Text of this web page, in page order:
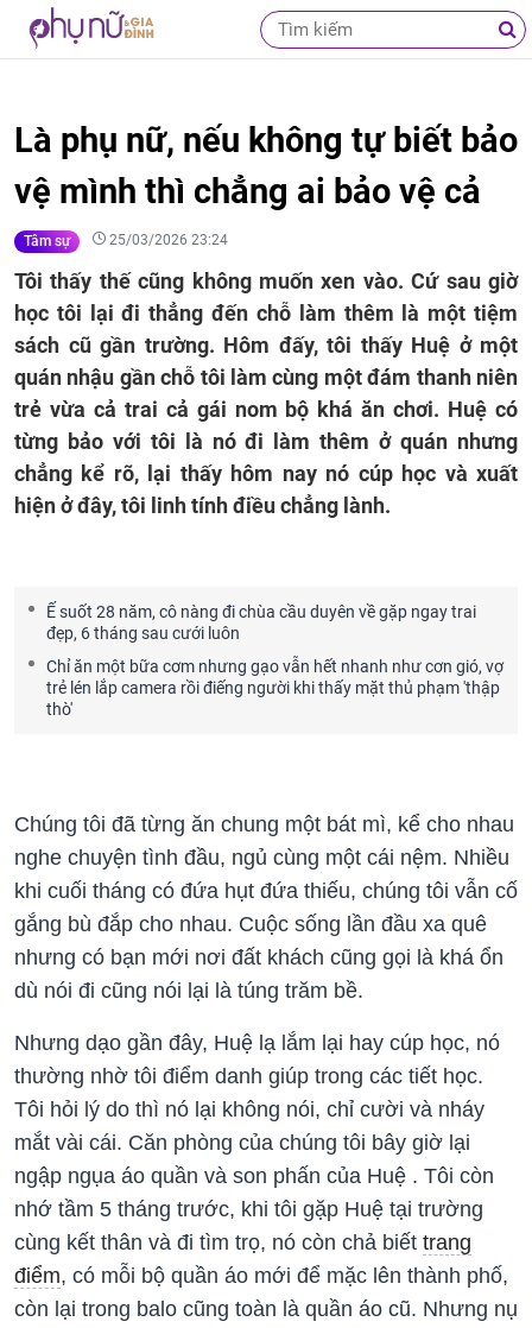
Là phụ nữ, nếu không tự biết bảo
vệ mình thì chẳng ai bảo vệ cả
Tâm sự 25/03/2026 23:24
Tôi thấy thế cũng không muốn xen vào. Cứ sau giờ
học tôi lại đi thẳng đến chỗ làm thêm là một tiệm
sách cũ gần trường. Hôm đấy, tôi thấy Huệ ở một
quán nhậu gần chỗ tôi làm cùng một đám thanh niên
trẻ vừa cả trai cả gái nom bộ khá ăn chơi. Huệ có
từng bảo với tôi là nó đi làm thêm ở quán nhưng
chẳng kể rõ, lại thấy hôm nay nó cúp học và xuất
hiện ở đây, tôi linh tính điều chẳng lành.
Ế suốt 28 năm, cô nàng đi chùa cầu duyên về gặp ngay trai
đẹp, 6 tháng sau cưới luôn
Chỉ ăn một bữa cơm nhưng gạo vẫn hết nhanh như cơn gió, vợ
trẻ lén lắp camera rồi điếng người khi thấy mặt thủ phạm 'thập
thò'
Chúng tôi đã từng ăn chung một bát mì, kể cho nhau
nghe chuyện tình đầu, ngủ cùng một cái nệm. Nhiều
khi cuối tháng có đứa hụt đứa thiếu, chúng tôi vẫn cố
gắng bù đắp cho nhau. Cuộc sống lần đầu xa quê
nhưng có bạn mới nơi đất khách cũng gọi là khá ổn
dù nói đi cũng nói lại là túng trăm bề.
Nhưng dạo gần đây, Huệ lạ lắm lại hay cúp học, nó
thường nhờ tôi điểm danh giúp trong các tiết học.
Tôi hỏi lý do thì nó lại không nói, chỉ cười và nháy
mắt vài cái. Căn phòng của chúng tôi bây giờ lại
ngập ngụa áo quần và son phấn của Huệ . Tôi còn
nhớ tầm 5 tháng trước, khi tôi gặp Huệ tại trường
cùng kết thân và đi tìm trọ, nó còn chả biết trang
điểm, có mỗi bộ quần áo mới để mặc lên thành phố,
còn lại trong balo cũng toàn là quần áo cũ. Nhưng nụ